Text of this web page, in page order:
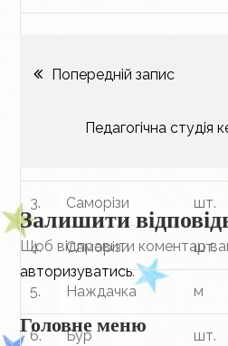
1. Саморізи
3. Саморізи шт.
4. Саморізи шт.
5. Наждачка м
6. Бур шт.
Навігація
записів
Попередній запис
Педагогічна студія
Залишити
Щоб відправити коментар
авторизуватись.
Головне меню